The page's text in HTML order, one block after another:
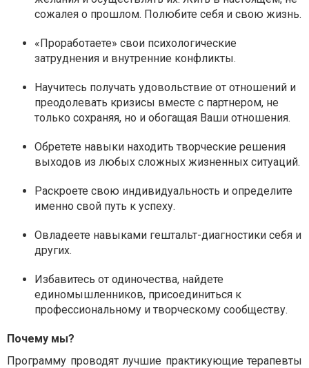
сожалея о прошлом. Полюбите себя и свою жизнь.
«Проработаете» свои психологические
затруднения и внутренние конфликты.
Научитесь получать удовольствие от отношений и
преодолевать кризисы вместе с партнером, не
только сохраняя, но и обогащая Ваши отношения.
Обретете навыки находить творческие решения
выходов из любых сложных жизненных ситуаций.
Раскроете свою индивидуальность и определите
именно свой путь к успеху.
Овладеете навыками гештальт-диагностики себя и
других.
Избавитесь от одиночества, найдете
единомышленников, присоединиться к
профессиональному и творческому сообществу.
Почему мы?
Программу проводят лучшие практикующие терапевты